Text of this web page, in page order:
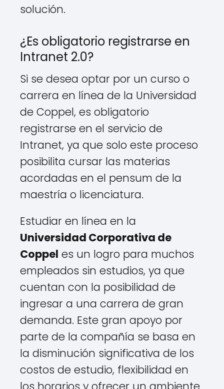
solución.
¿Es obligatorio registrarse en
Intranet 2.0?
Si se desea optar por un curso o
carrera en línea de la Universidad
de Coppel, es obligatorio
registrarse en el servicio de
Intranet, ya que solo este proceso
posibilita cursar las materias
acordadas en el pensum de la
maestría o licenciatura.
Estudiar en línea en la
Universidad Corporativa de
Coppel es un logro para muchos
empleados sin estudios, ya que
cuentan con la posibilidad de
ingresar a una carrera de gran
demanda. Este gran apoyo por
parte de la compañía se basa en
la disminución significativa de los
costos de estudio, flexibilidad en